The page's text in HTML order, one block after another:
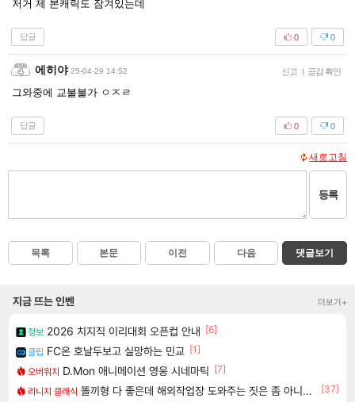
저거 제 본캐릭도 잠겨있는데
답글 0
0
에히야 25-04-29 14:52 신고 | 공감 확인
그와중에 교불불가 ㅇㅈㄹ
답글 0
0
새로고침
등록
목록 본문 이전 다음 댓글보기
지금 뜨는 인벤 더보기+
정보 2026 치지직 이리대회 오픈컵 안내 [6]
클립 FC온 호날두보고 실망하는 민교 [1]
오버워치 D.Mon 애니메이션 영웅 시네마틱 [7]
리니지 클래식 똘끼형 다 좋은데 해외작업장 도와주는 짓은 좀 아니지않냐?
[37]